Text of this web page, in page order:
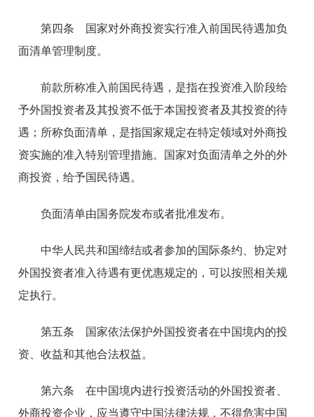
第四条 国家对外商投资实行准入前国民待遇加负
面清单管理制度。
前款所称准入前国民待遇，是指在投资准入阶段给
予外国投资者及其投资不低于本国投资者及其投资的待
遇；所称负面清单，是指国家规定在特定领域对外商投
资实施的准入特别管理措施。国家对负面清单之外的外
商投资，给予国民待遇。
负面清单由国务院发布或者批准发布。
中华人民共和国缔结或者参加的国际条约、协定对
外国投资者准入待遇有更优惠规定的，可以按照相关规
定执行。
第五条 国家依法保护外国投资者在中国境内的投
资、收益和其他合法权益。
第六条 在中国境内进行投资活动的外国投资者、
外商投资企业，应当遵守中国法律法规，不得危害中国